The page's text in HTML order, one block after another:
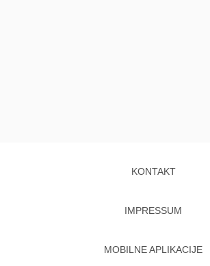
KONTAKT
IMPRESSUM
MOBILNE APLIKACIJE